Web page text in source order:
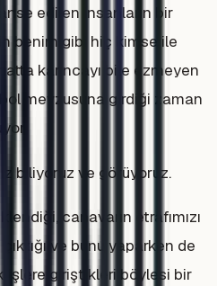
edilen insanların bir
benim gibi hiç kimse ile
karıncayı bile ezmeyen
mevzusuna girdiği zaman
biliyoruz ve görüyoruz.
canavarın etrafımızı
ve bunu yaparken de
işlere giriştikleri böylesi bir